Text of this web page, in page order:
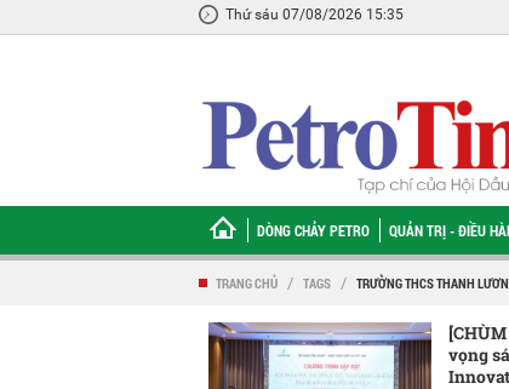
Thứ sáu 07/08/2026 15:35
DÒNG CHẢY PETRO QUẢN TRỊ - ĐIỀU
TRANG CHỦ / TAGS / TRƯỜNG THCS THANH
vọng